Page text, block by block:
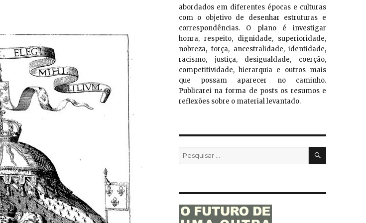
abordados em diferentes épocas e culturas
com o objetivo de desenhar estruturas e
correspondências. O plano é investigar
honra, respeito, dignidade, superioridade,
nobreza, força, ancestralidade, identidade,
racismo, justiça, desigualdade, coerção,
competitividade, hierarquia e outros mais
que possam aparecer no caminho.
Publicarei na forma de posts os resumos e
reflexões sobre o material levantado.
Pesquisar
por: